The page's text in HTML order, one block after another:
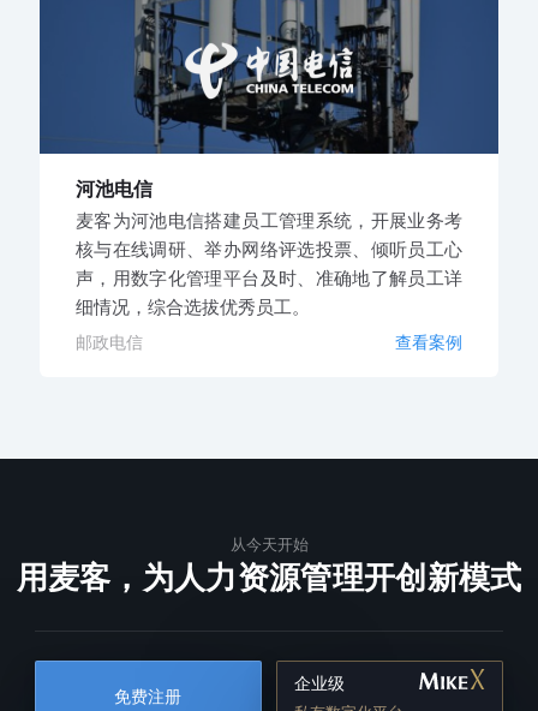
河池电信
麦客为河池电信搭建员工管理系统，开展业务考
核与在线调研、举办网络评选投票、倾听员工心
声，用数字化管理平台及时、准确地了解员工详
细情况，综合选拔优秀员工。
邮政电信 查看案例
从今天开始
用麦客，为人力资源管理开创新模式
免费注册
企业级